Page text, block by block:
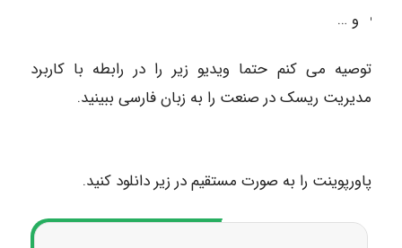
و …
توصیه می کنم حتما ویدیو زیر را در رابطه با کاربرد
مدیریت ریسک در صنعت را به زبان فارسی ببینید.
پاورپوینت را به صورت مستقیم در زیر دانلود کنید.